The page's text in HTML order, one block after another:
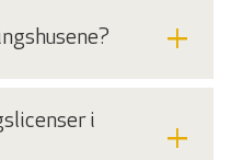
add
i
add